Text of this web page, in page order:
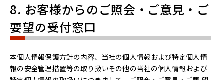
8. お客様からのご照会・ご意見・ご
要望の受付窓口
本個人情報保護方針の内容、当社の個人情報および特定個人情
報の安全管理措置等の取り扱いその他の当社の個人情報および